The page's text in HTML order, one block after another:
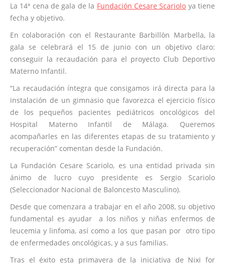
La 14ª cena de gala de la Fundación Cesare Scariolo ya tiene
fecha y objetivo.
En colaboración con el Restaurante Barbillòn Marbella, la
gala se celebrará el 15 de junio con un objetivo claro:
conseguir la recaudación para el proyecto Club Deportivo
Materno Infantil.
“La recaudación íntegra que consigamos irá directa para la
instalación de un gimnasio que favorezca el ejercicio físico
de los pequeños pacientes pediátricos oncológicos del
Hospital Materno Infantil de Málaga. Queremos
acompañarles en las diferentes etapas de su tratamiento y
recuperación” comentan desde la Fundación.
La Fundación Cesare Scariolo, es una entidad privada sin
ánimo de lucro cuyo presidente es Sergio Scariolo
(Seleccionador Nacional de Baloncesto Masculino).
Desde que comenzara a trabajar en el año 2008, su objetivo
fundamental es ayudar a los niños y niñas enfermos de
leucemia y linfoma, así como a los que pasan por otro tipo
de enfermedades oncológicas, y a sus familias.
Tras el éxito esta primavera de la iniciativa de Nixi for